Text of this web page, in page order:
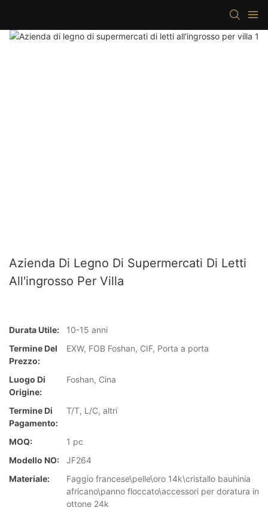
Azienda Di Legno Di Supermercati Di Letti
All'ingrosso Per Villa
Durata Utile:
10-15 anni
Termine Del
Prezzo:
EXW, FOB Foshan, CIF, Porta a porta
Luogo Di
Origine:
Foshan, Cina
Termine Di
Pagamento:
T/T, L/C, altri
MOQ:
1 pc
Modello NO:
JF264
Materiale:
Faggio francese\pelle\oro 14k\cristallo bauhinia
africano\panno floccato\accessori per doratura in
ottone 24k